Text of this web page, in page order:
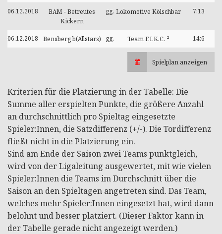
06.12.2018
BAM - Betreutes
Kickern
gg. Lokomotive Kölschbar 7:13
06.12.2018 Bensberg b(Allstars) gg. Team F.I.K.C. ² 14:6
Spielplan anzeigen
Kriterien für die Platzierung in der Tabelle: Die
Summe aller erspielten Punkte, die größere Anzahl
an durchschnittlich pro Spieltag eingesetzte
Spieler:Innen, die Satzdifferenz (+/-). Die Tordifferenz
fließt nicht in die Platzierung ein.
Sind am Ende der Saison zwei Teams punktgleich,
wird von der Ligaleitung ausgewertet, mit wie vielen
Spieler:Innen die Teams im Durchschnitt über die
Saison an den Spieltagen angetreten sind. Das Team,
welches mehr Spieler:Innen eingesetzt hat, wird dann
belohnt und besser platziert. (Dieser Faktor kann in
der Tabelle gerade nicht angezeigt werden.)